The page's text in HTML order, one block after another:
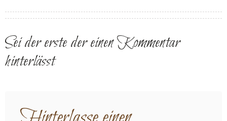
Sei der erste der einen Kommentar
hinterlässt